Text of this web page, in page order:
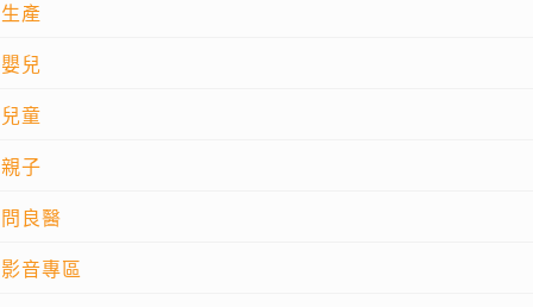
生產
嬰兒
兒童
親子
問良醫
影音專區